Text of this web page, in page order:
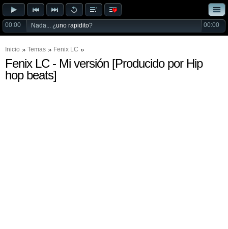
00:00 Nada... ¿uno rapidito? 00:00
Inicio Temas Fenix LC
Fenix LC - Mi versión [Producido por Hip
hop beats]